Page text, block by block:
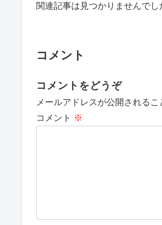
関連記事は見つかりませんでし
コメント
コメントをどうぞ
メールアドレスが公開されるこ
コメント ※